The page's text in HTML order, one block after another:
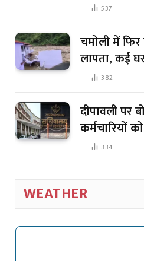
537
चमोली में
लापता, कई
382
दीपावली पर
कर्मचारियों
334
WEATHER